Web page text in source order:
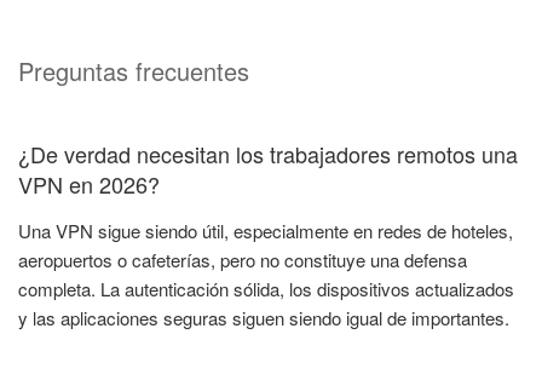
Preguntas frecuentes
¿De verdad necesitan los trabajadores remotos una
VPN en 2026?
Una VPN sigue siendo útil, especialmente en redes de hoteles,
aeropuertos o cafeterías, pero no constituye una defensa
completa. La autenticación sólida, los dispositivos actualizados
y las aplicaciones seguras siguen siendo igual de importantes.